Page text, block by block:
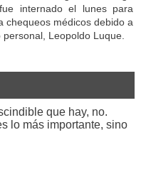
internado el lunes para
chequeos médicos debido a
Leopoldo Luque.
que hay, no.
lo más importante, sino